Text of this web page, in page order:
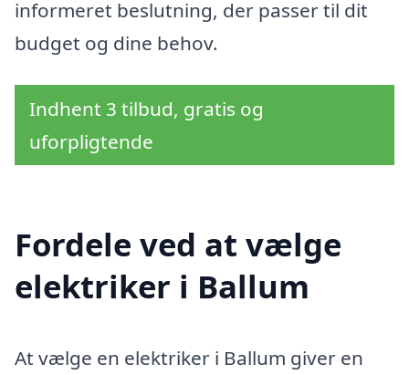
informeret beslutning, der passer til dit
budget og dine behov.
Indhent 3 tilbud, gratis og
uforpligtende
Fordele ved at vælge
elektriker i Ballum
At vælge en elektriker i Ballum giver en